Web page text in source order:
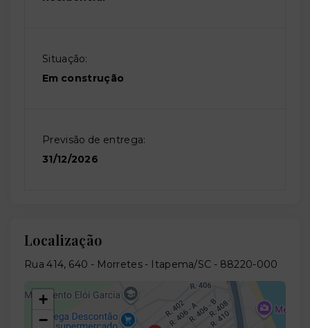
Situação:
Em construção
Previsão de entrega:
31/12/2026
Localização
Rua 414, 640 - Morretes - Itapema/SC - 88220-000
+
−